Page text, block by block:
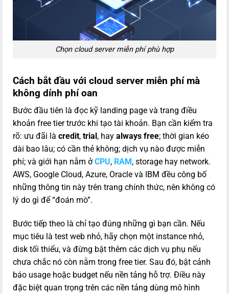
Chọn cloud server miễn phí phù hợp
Cách bắt đầu với cloud server miễn phí mà
không dính phí oan
Bước đầu tiên là đọc kỹ landing page và trang điều
khoản free tier trước khi tạo tài khoản. Bạn cần kiểm tra
rõ: ưu đãi là credit, trial , hay always free; thời gian kéo
dài bao lâu; có cần thẻ không; dịch vụ nào được miễn
phí; và giới hạn nằm ởCPU, RAM , storage hay network.
AWS, Google Cloud, Azure, Oracle và IBM đều công bố
những thông tin này trên trang chính thức, nên không có
lý do gì để “đoán mò”.
Bước tiếp theo là chỉ tạo đúng những gì bạn cần. Nếu
mục tiêu là test web nhỏ, hãy chọn một instance nhỏ,
disk tối thiểu, và đừng bật thêm các dịch vụ phụ nếu
chưa chắc nó còn nằm trong free tier. Sau đó, bật cảnh
báo usage hoặc budget nếu nền tảng hỗ trợ. Điều này
đặc biệt quan trọng trên các nền tảng dùng mô hình